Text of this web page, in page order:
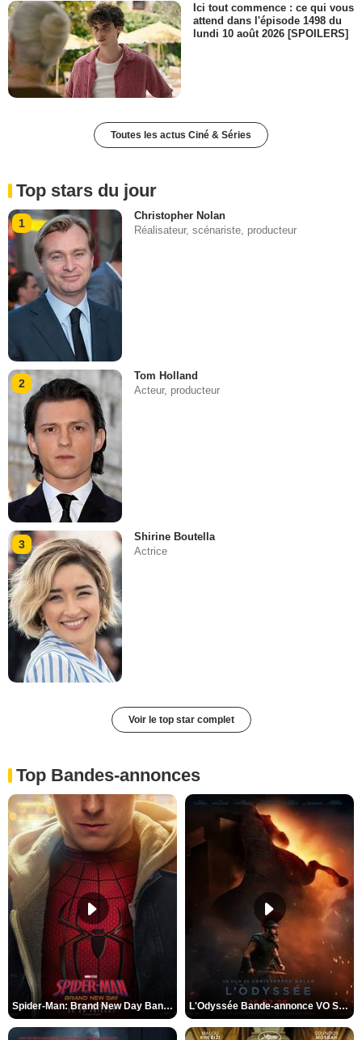
Ici tout commence : ce qui vous
attend dans l'épisode 1498 du
lundi 10 août 2026 [SPOILERS]
Toutes les actus Ciné & Séries
Top stars du jour
1
Christopher Nolan
Réalisateur, scénariste, producteur
2
Tom Holland
Acteur, producteur
3
Shirine Boutella
Actrice
Voir le top star complet
Top Bandes-annonces
Spider-Man: Brand New Day Bande-annonce VO STFR L'Odyssée Bande-annonce VO STFR